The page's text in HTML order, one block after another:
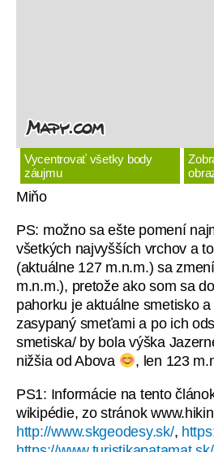
Vycentrovať všetky body
záujmu
Miňo
PS: možno sa ešte pomení
všetkých najvyšších vrchov a
(aktuálne 127 m.n.m.) sa
m.n.m.), pretože ako som sa
pahorku je aktuálne smetisko
zasypaný smeťami a po ich
smetiska/ by bola výška
nižšia od Abova
, len 123
PS1: Informácie na tento
wikipédie, zo stránok
http://www.skgeodesy.sk/,